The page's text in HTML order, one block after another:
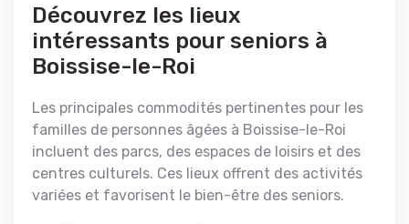
Découvrez les lieux
intéressants pour seniors à
Boissise-le-Roi
Les principales commodités pertinentes pour les
familles de personnes âgées à Boissise-le-Roi
incluent des parcs, des espaces de loisirs et des
centres culturels. Ces lieux offrent des activités
variées et favorisent le bien-être des seniors.